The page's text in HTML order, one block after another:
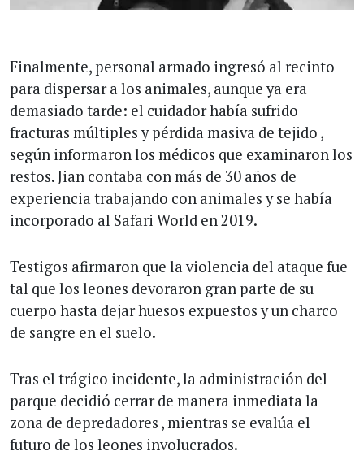
Finalmente, personal armado ingresó al recinto
para dispersar a los animales, aunque ya era
demasiado tarde: el cuidador había sufrido
fracturas múltiples y pérdida masiva de tejido ,
según informaron los médicos que examinaron los
restos. Jian contaba con más de 30 años de
experiencia trabajando con animales y se había
incorporado al Safari World en 2019.
Testigos afirmaron que la violencia del ataque fue
tal que los leones devoraron gran parte de su
cuerpo hasta dejar huesos expuestos y un charco
de sangre en el suelo.
Tras el trágico incidente, la administración del
parque decidió cerrar de manera inmediata la
zona de depredadores , mientras se evalúa el
futuro de los leones involucrados.